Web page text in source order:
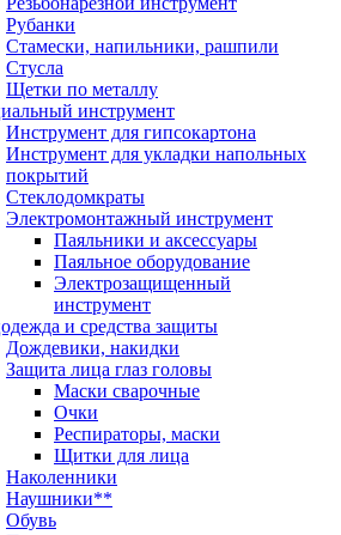
Рубанки
Стамески, напильники, рашпили
Стусла
Щетки по металлу
инструмент
Инструмент для гипсокартона
Инструмент для укладки напольных
покрытий
Стеклодомкраты
Электромонтажный инструмент
Паяльники и аксессуары
Паяльное оборудование
Электрозащищенный
инструмент
и средства защиты
Дождевики, накидки
Защита лица глаз головы
Маски сварочные
Очки
Респираторы, маски
Щитки для лица
Наколенники
Наушники**
Обувь